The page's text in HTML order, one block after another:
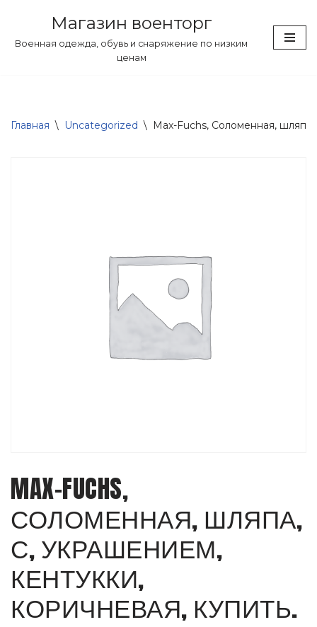
Перейти
Магазин военторг
Военная одежда, обувь и снаряжение по низким
ценам
Главная \ Uncategorized \ Max-Fuchs, Соломенная,
MAX-FUCHS,
СОЛОМЕННАЯ, ШЛЯПА,
С, УКРАШЕНИЕМ,
КЕНТУККИ,
КОРИЧНЕВАЯ, КУПИТЬ.